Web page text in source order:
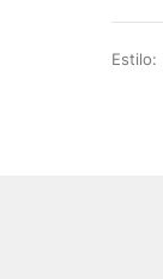
Estilo: